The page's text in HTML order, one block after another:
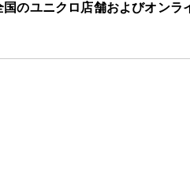
のユニクロ店舗およびオンラ